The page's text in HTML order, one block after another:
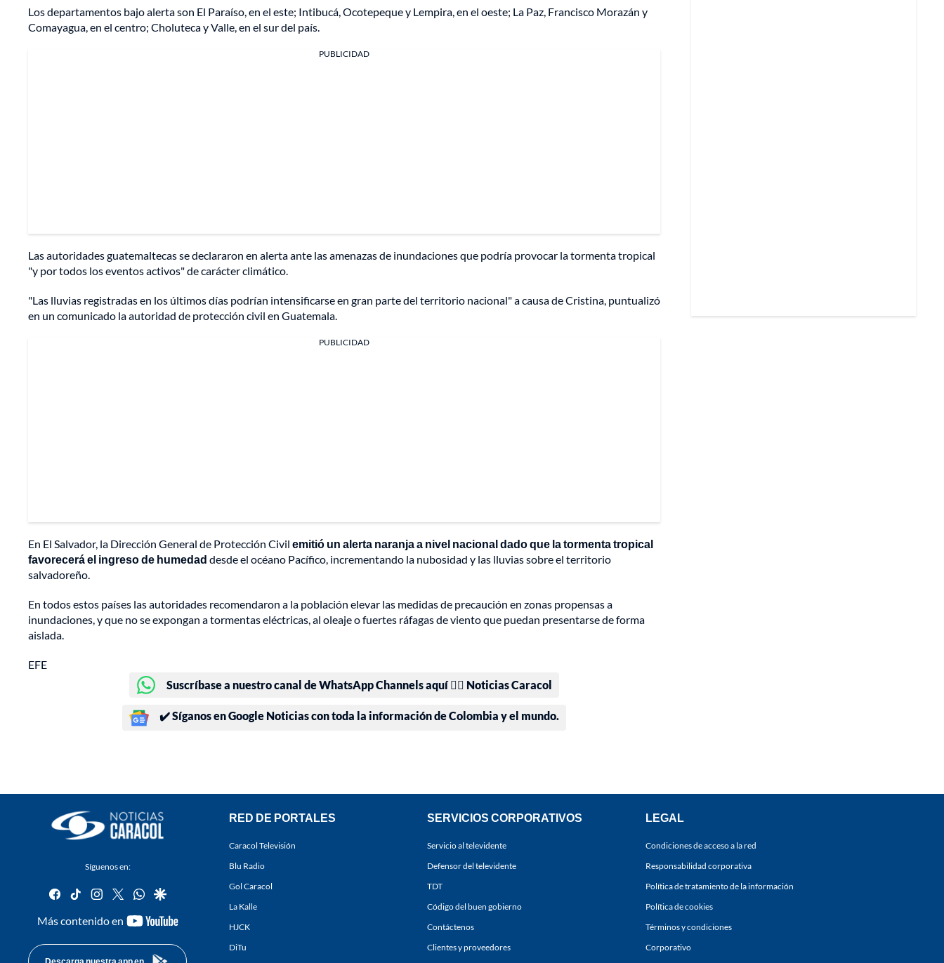
Los departamentos bajo alerta son El Paraíso, en el este; Intibucá, Ocotepeque y Lempira, en el oeste; La Paz, Francisco Morazán y
Comayagua, en el centro; Choluteca y Valle, en el sur del país.
PUBLICIDAD
Las autoridades guatemaltecas se declararon en alerta ante las amenazas de inundaciones que podría provocar la tormenta tropical
"y por todos los eventos activos" de carácter climático.
"Las lluvias registradas en los últimos días podrían intensificarse en gran parte del territorio nacional" a causa de Cristina, puntualizó
en un comunicado la autoridad de protección civil en Guatemala.
PUBLICIDAD
En El Salvador, la Dirección General de Protección Civil emitió un alerta naranja a nivel nacional dado que la tormenta tropical
favorecerá el ingreso de humedad desde el océano Pacífico, incrementando la nubosidad y las lluvias sobre el territorio
salvadoreño.
En todos estos países las autoridades recomendaron a la población elevar las medidas de precaución en zonas propensas a
inundaciones, y que no se expongan a tormentas eléctricas, al oleaje o fuertes ráfagas de viento que puedan presentarse de forma
aislada.
EFE
Suscríbase a nuestro canal de WhatsApp Channels aquí 👉🏻 Noticias Caracol
✔️ Síganos en Google Noticias con toda la información de Colombia y el mundo.
Síguenos en:
facebook
tiktok instagram
twitterwhatsapp
google
Más contenido en
youtube-
RED DE PORTALES
Caracol Televisión
Blu Radio
Gol Caracol
La Kalle
HJCK
DiTu
SERVICIOS CORPORATIVOS
Servicio al televidente
Defensor del televidente
TDT
Código del buen gobierno
Contáctenos
Clientes y proveedores
LEGAL
Condiciones de acceso a la red
Responsabilidad corporativa
Política de tratamiento de la información
Política de cookies
Términos y condiciones
Corporativo